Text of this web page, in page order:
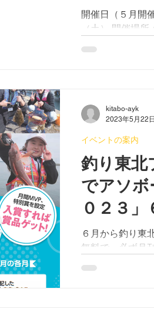
ビー
開催日（５月開
（土） 開催場
釣り東北
でアソボ
０２３」
６月から釣り東
無料で、必ず月
イベントの案内
kitabo-ayk
2023年5月22日